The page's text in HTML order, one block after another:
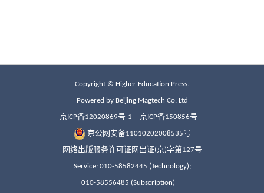
Copyright © Higher Education Press.
Powered by Beijing Magtech Co. Ltd
京ICP备12020869号-1 京ICP备150856号
京公网安备11010202008535号
网络出版服务许可证网出证(京)字第127号
Service: 010-58582445 (Technology);
010-58556485 (Subscription)